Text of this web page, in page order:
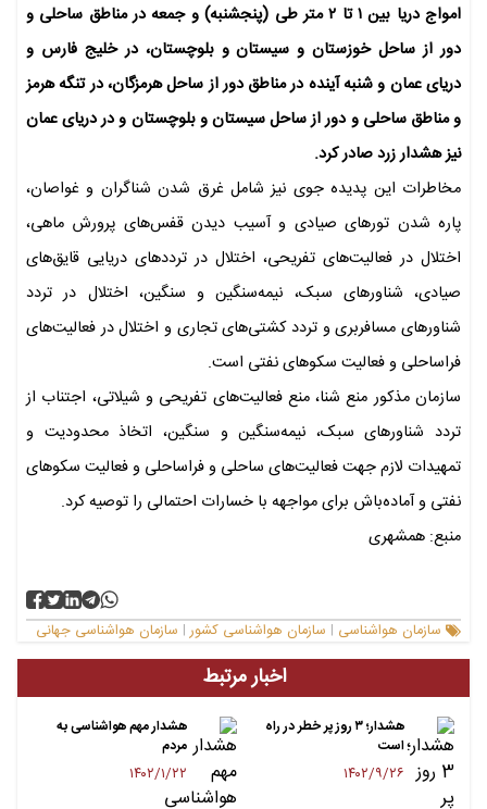
امواج دریا بین ۱ تا ۲ متر طی (پنجشنبه) و جمعه در مناطق ساحلی و
دور از ساحل خوزستان و سیستان و بلوچستان، در خلیج فارس و
دریای عمان و شنبه آینده در مناطق دور از ساحل هرمزگان، در تنگه هرمز
و مناطق ساحلی و دور از ساحل سیستان و بلوچستان و در دریای عمان
نیز هشدار زرد صادر کرد.
مخاطرات این پدیده جوی نیز شامل غرق شدن شناگران و غواصان،
پاره شدن تورهای صیادی و آسیب دیدن قفس‌های پرورش ماهی،
اختلال در فعالیت‌های تفریحی، اختلال در ترددهای دریایی قایق‌های
صیادی، شناورهای سبک، نیمه‌سنگین و سنگین، اختلال در تردد
شناورهای مسافربری و تردد کشتی‌های تجاری و اختلال در فعالیت‌های
فراساحلی و فعالیت‌ سکوهای نفتی است.
سازمان مذکور منع شنا، منع فعالیت‌های تفریحی و شیلاتی، اجتناب از
تردد شناورهای سبک، نیمه‌سنگین و سنگین، اتخاذ محدودیت و
تمهیدات لازم جهت فعالیت‌های ساحلی و فراساحلی و فعالیت‌ سکوهای
نفتی و آماده‌باش برای مواجهه با خسارات احتمالی را توصیه کرد.
منبع: همشهری
سازمان هواشناسی | سازمان هواشناسی کشور | سازمان هواشناسی جهانی
اخبار مرتبط
هشدار؛ ۳ روز پر خطر در راه
است
۱۴۰۲/۹/۲۶
هشدار مهم هواشناسی به
مردم
۱۴۰۲/۱/۲۲